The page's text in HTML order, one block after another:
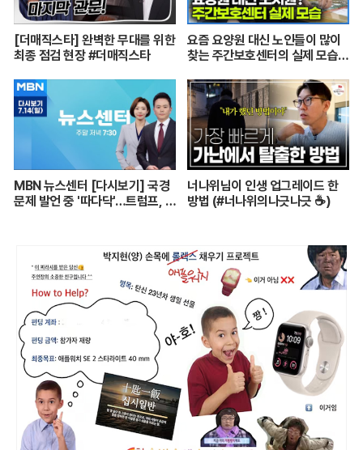
[더매직스타] 완벽한 무대를 위한
최종 점검 현장 #더매직스타
요즘 요양원 대신 노인들이 많이
찾는 주간보호센터의 실제 모습
양보호사의 하루┃주간보호센터
24시┃PD로그┃#골라듄다큐
MBN 뉴스센터 [다시보기] 국경
문제 발언 중 '따다닥'…트럼프, 피
너나위님이 인생 업그레이드 한
방법 (#너나위의나긋나긋 ☕)